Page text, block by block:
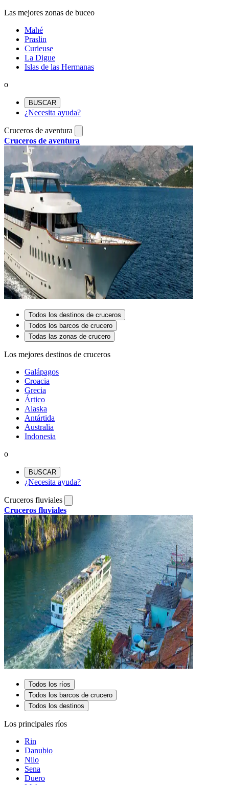
Las mejores zonas de buceo
Mahé
Praslin
Curieuse
La Digue
Islas de las Hermanas
o
BUSCAR
¿Necesita ayuda?
Cruceros de aventura
Cruceros de aventura
Todos los destinos de cruceros
Todos los barcos de crucero
Todas las zonas de crucero
Los mejores destinos de cruceros
Galápagos
Croacia
Grecia
Ártico
Alaska
Antártida
Australia
Indonesia
o
BUSCAR
¿Necesita ayuda?
Cruceros fluviales
Cruceros fluviales
Todos los ríos
Todos los barcos de crucero
Todos los destinos
Los principales ríos
Rin
Danubio
Nilo
Sena
Duero